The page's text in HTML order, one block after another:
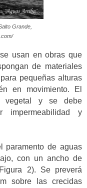
Grande,
usan en obras que
de materiales
pequeñas alturas
en movimiento. El
vegetal y se debe
impermeabilidad y
paramento de aguas
con un ancho de
2). Se preverá
sobre las crecidas